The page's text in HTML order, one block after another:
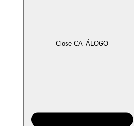
Close CATÁLOGO